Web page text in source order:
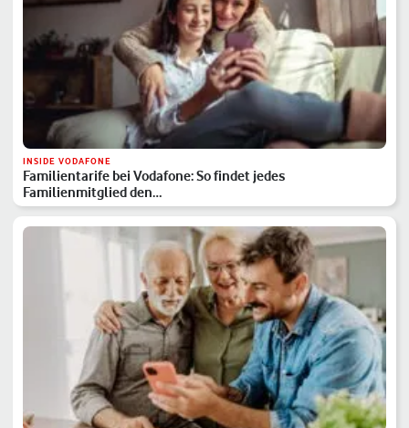
INSIDE VODAFONE
Familientarife bei Vodafone: So findet jedes
Familienmitglied den…